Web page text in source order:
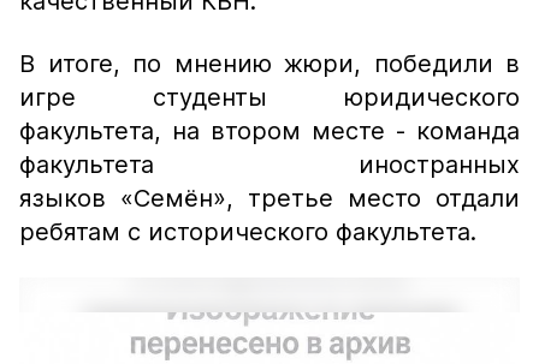
В итоге, по мнению жюри, победили в
игре студенты юридического
факультета, на втором месте - команда
факультета иностранных
языков «Семён», третье место отдали
ребятам с исторического факультета.